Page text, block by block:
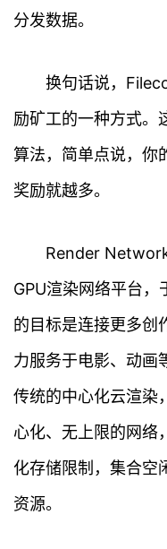
页
情
分发数据。
换句话说，
励矿工的一种方式。
算法，简单点说，你
奖励就越多。
Render
GPU渲染网络平台，
的目标是连接更多创
力服务于电影、动画
传统的中心化云渲
心化、无上限的网络
化存储限制，集合空
资源。